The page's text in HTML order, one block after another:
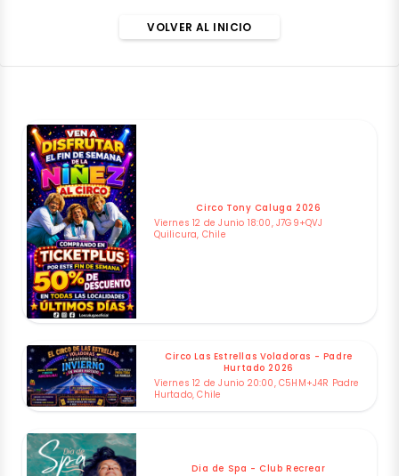
VOLVER AL INICIO
Circo Tony Caluga 2026
Viernes 12 de Junio 18:00, J7G9+QVJ
Quilicura, Chile
Circo Las Estrellas Voladoras - Padre
Hurtado 2026
Viernes 12 de Junio 20:00, C5HM+J4R Padre
Hurtado, Chile
Dia de Spa - Club Recrear